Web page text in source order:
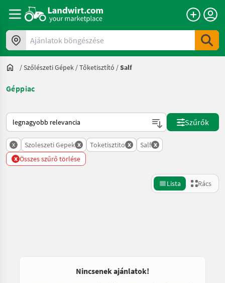
Ajánlatok böngészése
/Szőlészeti Gépek /Tőketisztító /Salf
Géppiac
Így van sorba rendezve a Landwirt.com-on
Szűrők
x Szoleszeti Gepek x Toketisztito x Salf x
x Összes szűrő törlése
Lista Rács
Nincsenek ajánlatok!